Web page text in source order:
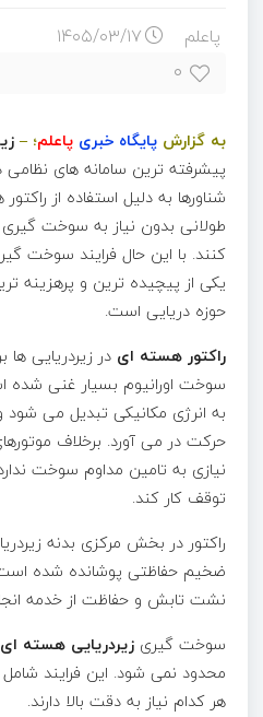
پاعلم ۱۴۰۵/۰۳/۱۷
۰
به گزارش پایگاه خبری پاعلم؛ –
پیشرفته ترین سامانه های
شناورها به دلیل استفاده از
طولانی بدون نیاز به سوخت
کنند. با این حال فرایند سوخت
یکی از پیچیده ترین و پرهزینه
حوزه دریایی است.
راکتور هسته ای در زیردریایی ها
سوخت اورانیوم بسیار غنی شده
به انرژی مکانیکی تبدیل می شود و
حرکت در می آورد. برخلاف
نیازی به تامین مداوم سوخت
توقف کار کند.
راکتور در بخش مرکزی بدنه
ضخیم حفاظتی پوشانده شده است.
نشت تابش و حفاظت از خدمه
سوخت گیری زیردریایی هسته ای
محدود نمی شود. این فرایند
هر کدام نیاز به دقت بالا دارند.